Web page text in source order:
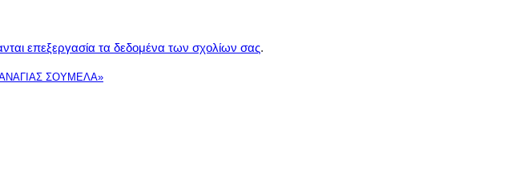
επεξεργασία τα δεδομένα των σχολίων σας.
ΣΟΥΜΕΛΑ»